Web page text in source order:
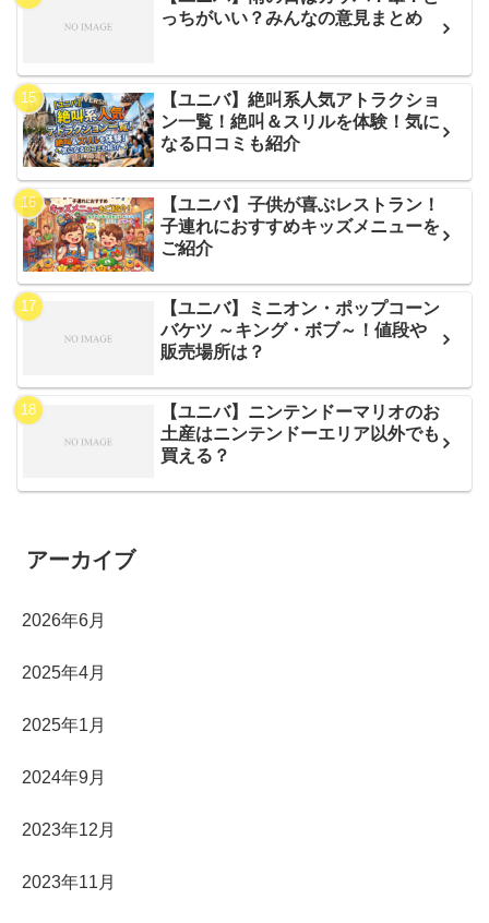
っちがいい？みんなの意見まとめ
【ユニバ】絶叫系人気アトラクショ
ン一覧！絶叫＆スリルを体験！気に
なる口コミも紹介
【ユニバ】子供が喜ぶレストラン！
子連れにおすすめキッズメニューを
ご紹介
【ユニバ】ミニオン・ポップコーン
バケツ ～キング・ボブ～！値段や
販売場所は？
【ユニバ】ニンテンドーマリオのお
土産はニンテンドーエリア以外でも
買える？
アーカイブ
2026年6月
2025年4月
2025年1月
2024年9月
2023年12月
2023年11月